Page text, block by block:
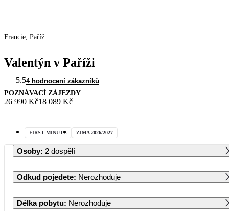
Francie, Paříž
Valentýn v Paříži
5.54 hodnocení zákazníků
POZNÁVACÍ ZÁJEZDY
26 990 Kč18 089 Kč
FIRST MINUTE ZIMA 2026/2027
Osoby: 2 dospělí
Odkud pojedete: Nerozhoduje
Délka pobytu: Nerozhoduje